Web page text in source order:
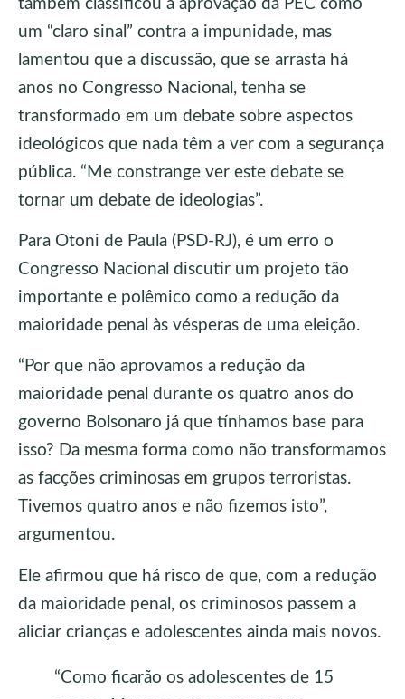
também classificou a aprovação da PEC como
um “claro sinal” contra a impunidade, mas
lamentou que a discussão, que se arrasta há
anos no Congresso Nacional, tenha se
transformado em um debate sobre aspectos
ideológicos que nada têm a ver com a segurança
pública. “Me constrange ver este debate se
tornar um debate de ideologias”.
Para Otoni de Paula (PSD-RJ), é um erro o
Congresso Nacional discutir um projeto tão
importante e polêmico como a redução da
maioridade penal às vésperas de uma eleição.
“Por que não aprovamos a redução da
maioridade penal durante os quatro anos do
governo Bolsonaro já que tínhamos base para
isso? Da mesma forma como não transformamos
as facções criminosas em grupos terroristas.
Tivemos quatro anos e não fizemos isto”,
argumentou.
Ele afirmou que há risco de que, com a redução
da maioridade penal, os criminosos passem a
aliciar crianças e adolescentes ainda mais novos.
“Como ficarão os adolescentes de 15